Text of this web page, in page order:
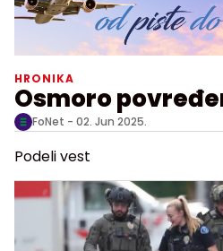
HRONIKA
Osmoro
FoNet - 02. Jun 2025.
Podeli vest